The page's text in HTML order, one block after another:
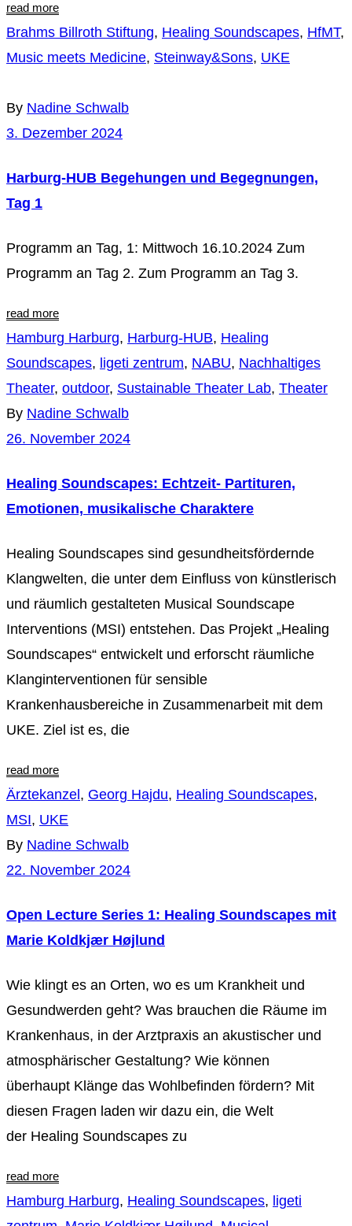
read more
Brahms Billroth Stiftung, Healing Soundscapes, HfMT,
Music meets Medicine, Steinway&Sons, UKE
By Nadine Schwalb
3. Dezember 2024
Harburg-HUB Begehungen und Begegnungen,
Tag 1
Programm an Tag, 1: Mittwoch 16.10.2024 Zum
Programm an Tag 2. Zum Programm an Tag 3.
read more
Hamburg Harburg, Harburg-HUB, Healing
Soundscapes, ligeti zentrum, NABU, Nachhaltiges
Theater, outdoor, Sustainable Theater Lab, Theater
By Nadine Schwalb
26. November 2024
Healing Soundscapes: Echtzeit- Partituren,
Emotionen, musikalische Charaktere
Healing Soundscapes sind gesundheitsfördernde
Klangwelten, die unter dem Einfluss von künstlerisch
und räumlich gestalteten Musical Soundscape
Interventions (MSI) entstehen. Das Projekt „Healing
Soundscapes“ entwickelt und erforscht räumliche
Klanginterventionen für sensible
Krankenhausbereiche in Zusammenarbeit mit dem
UKE. Ziel ist es, die
read more
Ärztekanzel , Georg Hajdu, Healing Soundscapes,
MSI, UKE
By Nadine Schwalb
22. November 2024
Open Lecture Series 1: Healing Soundscapes mit
Marie Koldkjær Højlund
Wie klingt es an Orten, wo es um Krankheit und
Gesundwerden geht? Was brauchen die Räume im
Krankenhaus, in der Arztpraxis an akustischer und
atmosphärischer Gestaltung? Wie können
überhaupt Klänge das Wohlbefinden fördern? Mit
diesen Fragen laden wir dazu ein, die Welt
der Healing Soundscapes zu
read more
Hamburg Harburg, Healing Soundscapes, ligeti